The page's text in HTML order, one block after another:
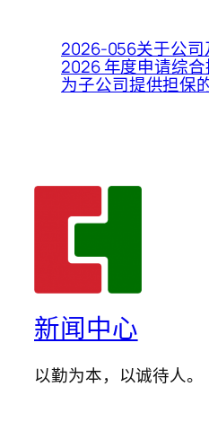
2026-056关于公司
2026 年度申请综
为子公司提供担保
新闻中心
以勤为本，以诚待人。